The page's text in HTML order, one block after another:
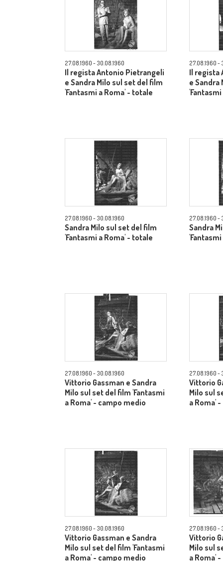
27.08.1960 - 30.08.1960
Il regista Antonio Pietrangeli
e Sandra Milo sul set del film
'Fantasmi a Roma' - totale
27.08.1960 -
Il regista
e Sandra
27.08.1960 - 30.08.1960
Sandra Milo sul set del film
'Fantasmi a Roma' - totale
27.08.1960 -
Sandra
27.08.1960 - 30.08.1960
Vittorio Gassman e Sandra
Milo sul set del film 'Fantasmi
a Roma' - campo medio
27.08.1960 -
Vittorio
Milo sul
a Roma'
27.08.1960 - 30.08.1960
Vittorio Gassman e Sandra
Milo sul set del film 'Fantasmi
a Roma' - campo medio
27.08.1960 -
Vittorio
Milo sul
a Roma'